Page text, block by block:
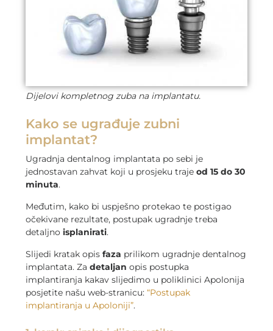
Dijelovi kompletnog zuba na implantatu.
Kako se ugrađuje zubni
implantat?
Ugradnja dentalnog implantata po sebi je
jednostavan zahvat koji u prosjeku traje od 15 do 30
minuta.
Međutim, kako bi uspješno protekao te postigao
očekivane rezultate, postupak ugradnje treba
detaljno isplanirati.
Slijedi kratak opis faza prilikom ugradnje dentalnog
implantata. Za detaljan opis postupka
implantiranja kakav slijedimo u poliklinici Apolonija
posjetite našu web-stranicu: “Postupak
implantiranja u Apoloniji”.